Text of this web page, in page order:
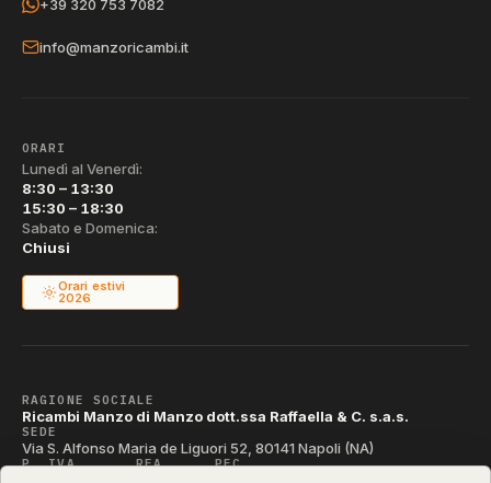
+39 320 753 7082
info@manzoricambi.it
ORARI
Lunedì al Venerdì:
8:30 – 13:30
15:30 – 18:30
Sabato e Domenica:
Chiusi
Orari estivi
2026
RAGIONE SOCIALE
Ricambi Manzo di Manzo dott.ssa Raffaella & C. s.a.s.
SEDE
Via S. Alfonso Maria de Liguori 52, 80141 Napoli (NA)
P. IVA REA PEC